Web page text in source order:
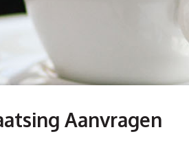
Aanvragen